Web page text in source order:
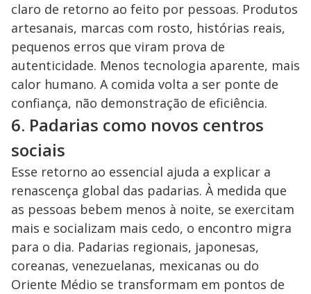
claro de retorno ao feito por pessoas. Produtos
artesanais, marcas com rosto, histórias reais,
pequenos erros que viram prova de
autenticidade. Menos tecnologia aparente, mais
calor humano. A comida volta a ser ponte de
confiança, não demonstração de eficiência.
6. Padarias como novos centros
sociais
Esse retorno ao essencial ajuda a explicar a
renascença global das padarias. À medida que
as pessoas bebem menos à noite, se exercitam
mais e socializam mais cedo, o encontro migra
para o dia. Padarias regionais, japonesas,
coreanas, venezuelanas, mexicanas ou do
Oriente Médio se transformam em pontos de